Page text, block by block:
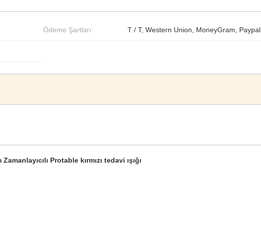
Ödeme Şartları: T / T, Western Union, MoneyGram, Paypal
Protable kırmızı tedavi ışığı